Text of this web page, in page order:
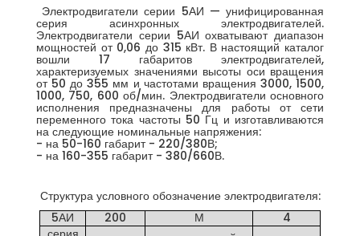
Электродвигатели серии 5АИ — унифицированная
серия асинхронных электродвигателей.
Электродвигатели серии 5АИ охватывают диапазон
мощностей от 0,06 до 315 кВт. В настоящий каталог
вошли 17 габаритов электродвигателей,
характеризуемых значениями высоты оси вращения
от 50 до 355 мм и частотами вращения 3000, 1500,
1000, 750, 600 об/мин. Электродвигатели основного
исполнения предназначены для работы от сети
переменного тока частоты 50 Гц и изготавливаются
на следующие номинальные напряжения:
- на 50-160 габарит - 220/380В;
- на 160-355 габарит - 380/660В.
Структура условного обозначение электродвигателя:
5АИ
200 М
4